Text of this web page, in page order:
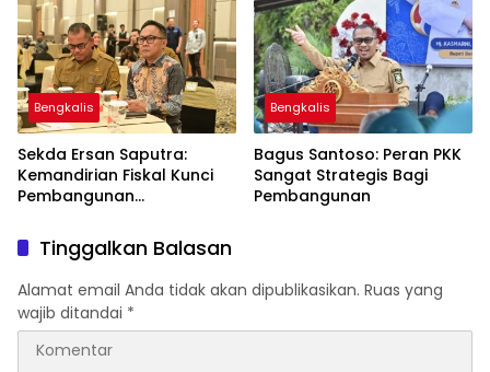
Bengkalis
Sekda Ersan Saputra:
Kemandirian Fiskal Kunci
Pembangunan
Bengkalis
Bagus Santoso: Peran PKK
Sangat Strategis Bagi
Pembangunan
Tinggalkan Balasan
Alamat email Anda tidak akan dipublikasikan. Ruas yang
wajib ditandai *